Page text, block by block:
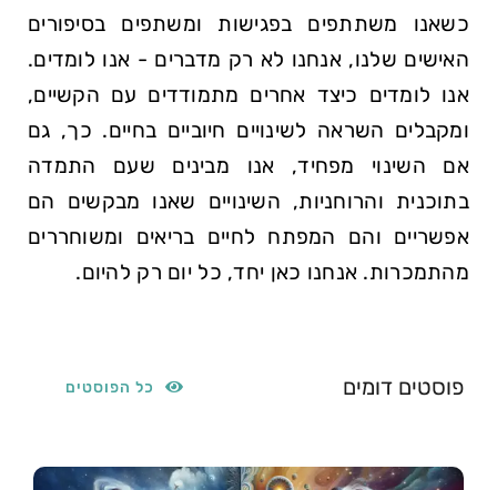
כשאנו משתתפים בפגישות ומשתפים בסיפורים
האישים שלנו, אנחנו לא רק מדברים - אנו לומדים.
אנו לומדים כיצד אחרים מתמודדים עם הקשיים,
ומקבלים השראה לשינויים חיוביים בחיים. כך, גם
אם השינוי מפחיד, אנו מבינים שעם התמדה
בתוכנית והרוחניות, השינויים שאנו מבקשים הם
אפשריים והם המפתח לחיים בריאים ומשוחררים
מהתמכרות. אנחנו כאן יחד, כל יום רק להיום.
פוסטים דומים כל הפוסטים